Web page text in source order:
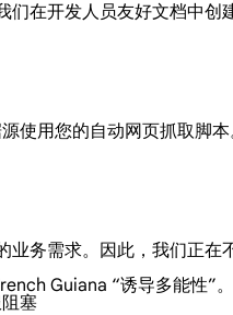
在开发人员友好文档中创
使用您的自动网页抓取脚
务需求。因此，我们正
Guiana “诱导多能性
塞